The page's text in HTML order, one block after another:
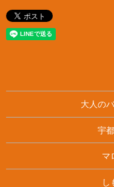
大人の
宇
マ
し